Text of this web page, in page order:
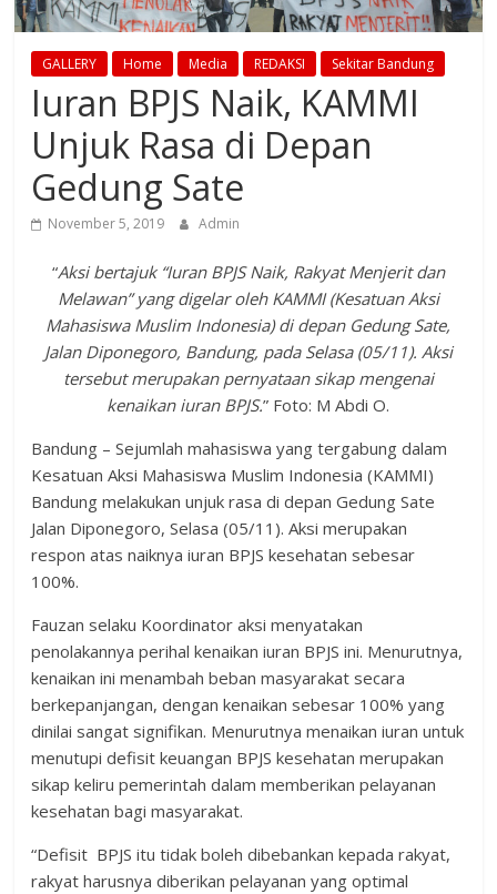
GALLERY Home Media REDAKSI Sekitar Bandung
Iuran BPJS Naik, KAMMI
Unjuk Rasa di Depan
Gedung Sate
November 5, 2019 Admin
“Aksi bertajuk “Iuran BPJS Naik, Rakyat Menjerit dan
Melawan” yang digelar oleh KAMMI (Kesatuan Aksi
Mahasiswa Muslim Indonesia) di depan Gedung Sate,
Jalan Diponegoro, Bandung, pada Selasa (05/11). Aksi
tersebut merupakan pernyataan sikap mengenai
kenaikan iuran BPJS.” Foto: M Abdi O.
Bandung – Sejumlah mahasiswa yang tergabung dalam
Kesatuan Aksi Mahasiswa Muslim Indonesia (KAMMI)
Bandung melakukan unjuk rasa di depan Gedung Sate
Jalan Diponegoro, Selasa (05/11). Aksi merupakan
respon atas naiknya iuran BPJS kesehatan sebesar
100%.
Fauzan selaku Koordinator aksi menyatakan
penolakannya perihal kenaikan iuran BPJS ini. Menurutnya,
kenaikan ini menambah beban masyarakat secara
berkepanjangan, dengan kenaikan sebesar 100% yang
dinilai sangat signifikan. Menurutnya menaikan iuran untuk
menutupi defisit keuangan BPJS kesehatan merupakan
sikap keliru pemerintah dalam memberikan pelayanan
kesehatan bagi masyarakat.
“Defisit BPJS itu tidak boleh dibebankan kepada rakyat,
rakyat harusnya diberikan pelayanan yang optimal